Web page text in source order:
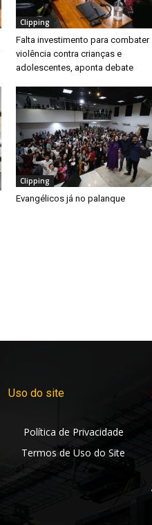
Clipping
Falta investimento para combater
violência contra crianças e
adolescentes, aponta debate
Clipping
Evangélicos já no palanque
Uso do site
Política de Privacidade
Termos de Uso do Site